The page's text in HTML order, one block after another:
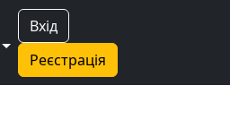
Вхід
Реєстрація